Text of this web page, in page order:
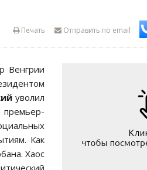
Отправить по email
Печать
Венгрии
уволил
Как
Хаос